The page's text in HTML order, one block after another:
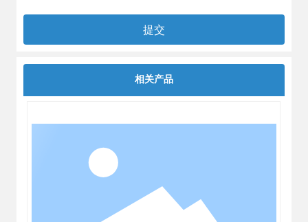
提交
相关产品